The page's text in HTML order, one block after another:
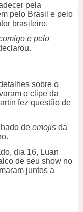
pela
pelo Brasil e pelo
brasileiro.
e pelo
sobre o
o clipe da
fez questão de
de emojis da
dia 16, Luan
de seu show no
juntos a